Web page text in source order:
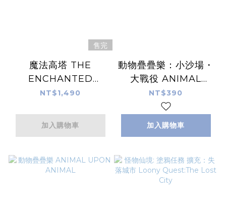
售完
魔法高塔 THE
ENCHANTED
TOWER
NT$1,490
加入購物車
動物疊疊樂：小沙場・
大戰役 ANIMAL
UPON ANIMAL:
SMALL AND YET
GREAT!
NT$390
加入購物車